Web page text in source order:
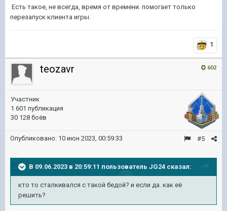
Есть такое, не всегда, время от времени. помогает только
перезапуск клиента игры.
1
602
teozavr
Участник
1 601 публикация
30 128 боёв
#5
Опубликовано: 10 июн 2023, 00:59:33
В 09.06.2023 в 20:59:11 пользователь JG24 сказал:
кто то сталкивался с такой бедой? и если да. как её
решить?